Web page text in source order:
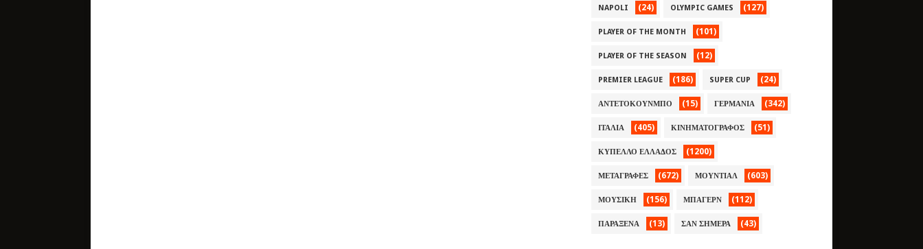
NAPOLI (24) OLYMPIC GAMES (127)
PLAYER OF THE MONTH (101)
PLAYER OF THE SEASON (12)
PREMIER LEAGUE (186) SUPER CUP (24)
ΑΝΤΕΤΟΚΟΥΝΜΠΟ (15) ΓΕΡΜΑΝΙΑ (342)
ΙΤΑΛΙΑ (405) ΚΙΝΗΜΑΤΟΓΡΑΦΟΣ (51)
ΚΥΠΕΛΛΟ ΕΛΛΑΔΟΣ (1200)
ΜΕΤΑΓΡΑΦΕΣ (672) ΜΟΥΝΤΙΑΛ (603)
ΜΟΥΣΙΚΗ (156) ΜΠΑΓΕΡΝ (112)
ΠΑΡΑΞΕΝΑ (13) ΣΑΝ ΣΗΜΕΡΑ (43)